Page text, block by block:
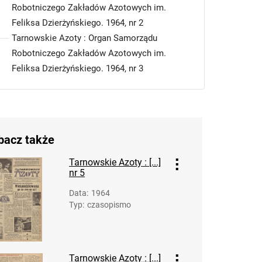
Robotniczego Zakładów Azotowych im.
Feliksa Dzierżyńskiego. 1964, nr 2
Tarnowskie Azoty : Organ Samorządu
Robotniczego Zakładów Azotowych im.
Feliksa Dzierżyńskiego. 1964, nr 3
Robotniczego Zakładów Azotowych im.
Feliksa Dzierżyńskiego. 1964, nr 5
Tarnowskie Azoty : Organ Samorządu
Robotniczego Zakładów Azotowych im.
Feliksa Dzierżyńskiego. 1964, nr 6
Tarnowskie Azoty : Organ Samorządu
Robotniczego Zakładów Azotowych im.
Feliksa Dzierżyńskiego. 1964, nr 7
także
Tarnowskie Azoty : [...]
nr 5
Data: 1964
Typ: czasopismo
Tarnowskie Azoty : [...]